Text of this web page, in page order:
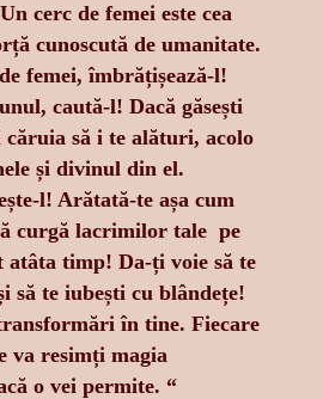
cerc de femei este cea
cunoscută de umanitate.
femei, îmbrățișează-l!
caută-l! Dacă găsești
căruia să i te alături, acolo
și divinul din el.
l! Arătată-te așa cum
curgă lacrimilor tale pe
atâta timp! Da-ți voie să te
să te iubești cu blândețe!
în tine. Fiecare
va resimți magia
o vei permite. “